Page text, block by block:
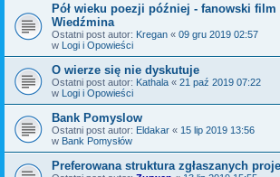
Pół wieku poezji później - fanowski film
Wiedźmina
Ostatni post autor: Kregan « 09 gru 2019 02:57
w Logi i Opowieści
O wierze się nie dyskutuje
Ostatni post autor: Kathala « 21 paź 2019 07:22
w Logi i Opowieści
Bank Pomyslow
Ostatni post autor: Eldakar « 15 lip 2019 13:56
w Bank Pomysłów
Preferowana struktura zgłaszanych